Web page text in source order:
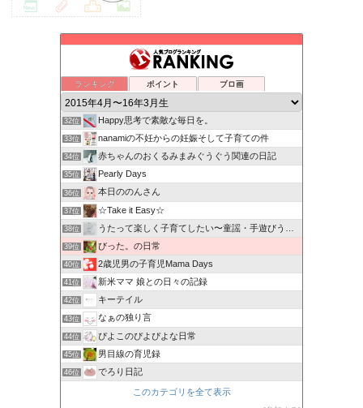
ランキング ポイント ブロ画
32位 Happy思考で素敵な毎日を。
33位 nanamiの不妊からの妊娠そして子育ての件
34位 赤ちゃんのおくるみまみぐうぐう関連の日記
35位 Pearly Days
36位 本日ののんさん
37位 ☆Take it Easy☆
38位 うたって楽しく子育てしたい〜童謡・手遊びうたの力〜
39位 びった。の日常
40位 2歳児男の子育児Mama Days
41位 新米ママ 娘との日々の記録
42位 キーテイル
43位 なぁの独り言
44位 ぴよこのぴよぴよな日常
45位 男目線の育児録
46位 でろり日記
このカテゴリを全て表示